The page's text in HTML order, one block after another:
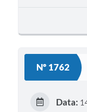
Nº 1762
Data: